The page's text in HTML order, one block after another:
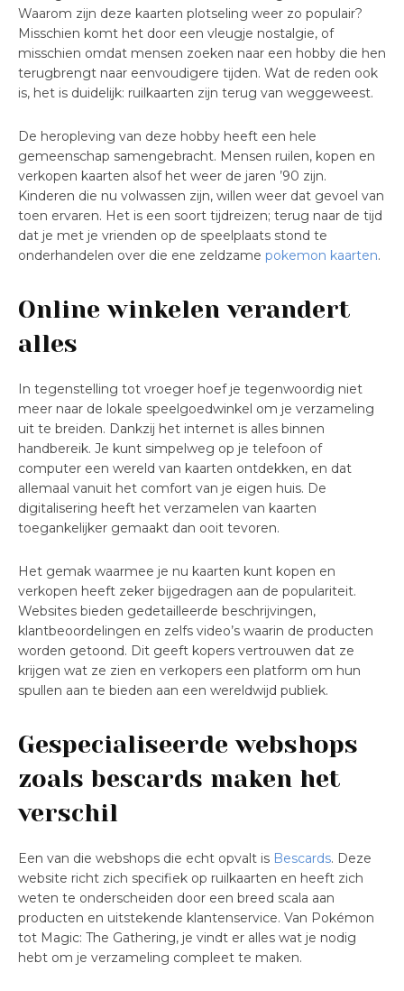
Waarom zijn deze kaarten plotseling weer zo populair?
Misschien komt het door een vleugje nostalgie, of
misschien omdat mensen zoeken naar een hobby die hen
terugbrengt naar eenvoudigere tijden. Wat de reden ook
is, het is duidelijk: ruilkaarten zijn terug van weggeweest.
De heropleving van deze hobby heeft een hele
gemeenschap samengebracht. Mensen ruilen, kopen en
verkopen kaarten alsof het weer de jaren ’90 zijn.
Kinderen die nu volwassen zijn, willen weer dat gevoel van
toen ervaren. Het is een soort tijdreizen; terug naar de tijd
dat je met je vrienden op de speelplaats stond te
onderhandelen over die ene zeldzame pokemon kaarten.
Online winkelen verandert
alles
In tegenstelling tot vroeger hoef je tegenwoordig niet
meer naar de lokale speelgoedwinkel om je verzameling
uit te breiden. Dankzij het internet is alles binnen
handbereik. Je kunt simpelweg op je telefoon of
computer een wereld van kaarten ontdekken, en dat
allemaal vanuit het comfort van je eigen huis. De
digitalisering heeft het verzamelen van kaarten
toegankelijker gemaakt dan ooit tevoren.
Het gemak waarmee je nu kaarten kunt kopen en
verkopen heeft zeker bijgedragen aan de populariteit.
Websites bieden gedetailleerde beschrijvingen,
klantbeoordelingen en zelfs video’s waarin de producten
worden getoond. Dit geeft kopers vertrouwen dat ze
krijgen wat ze zien en verkopers een platform om hun
spullen aan te bieden aan een wereldwijd publiek.
Gespecialiseerde webshops
zoals bescards maken het
verschil
Een van die webshops die echt opvalt is Bescards. Deze
website richt zich specifiek op ruilkaarten en heeft zich
weten te onderscheiden door een breed scala aan
producten en uitstekende klantenservice. Van Pokémon
tot Magic: The Gathering, je vindt er alles wat je nodig
hebt om je verzameling compleet te maken.